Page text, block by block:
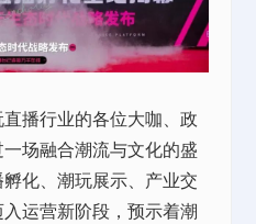
播行业的各位大咖、政
场融合潮流与文化的盛
化、潮玩展示、产业交
运营新阶段，预示着潮